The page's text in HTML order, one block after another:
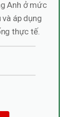
Anh ở mức
áp dụng
thực tế.